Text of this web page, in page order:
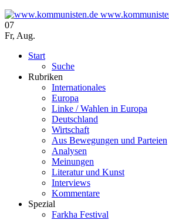
07
Fr, Aug.
Start
Suche
Rubriken
Internationales
Europa
Linke / Wahlen in Europa
Deutschland
Wirtschaft
Aus Bewegungen und Parteien
Analysen
Meinungen
Literatur und Kunst
Interviews
Kommentare
Spezial
Farkha Festival